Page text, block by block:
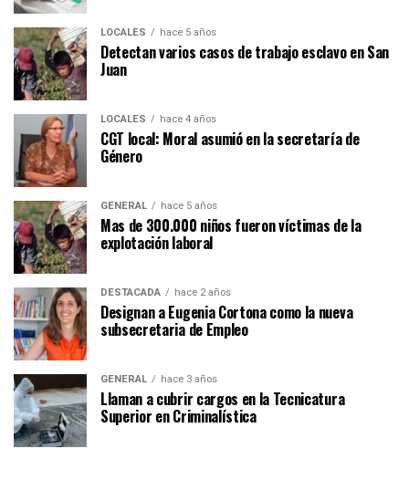
LOCALES hace 5 años
Detectan varios casos de trabajo esclavo en San
Juan
LOCALES hace 4 años
CGT local: Moral asumió en la secretaría de
Género
GENERAL hace 5 años
Mas de 300.000 niños fueron víctimas de la
explotación laboral
DESTACADA hace 2 años
Designan a Eugenia Cortona como la nueva
subsecretaria de Empleo
GENERAL hace 3 años
Llaman a cubrir cargos en la Tecnicatura
Superior en Criminalística